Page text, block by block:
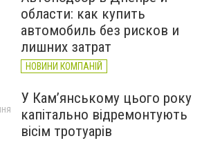
области: как купить
автомобиль без рисков и
лишних затрат
НОВИНИ КОМПАНІЙ
У Кам’янському цього року
капітально відремонтують
вісім тротуарів